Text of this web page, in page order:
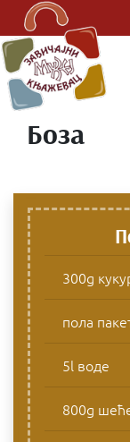
Main
Боза
300g
пола
5l воде
800g